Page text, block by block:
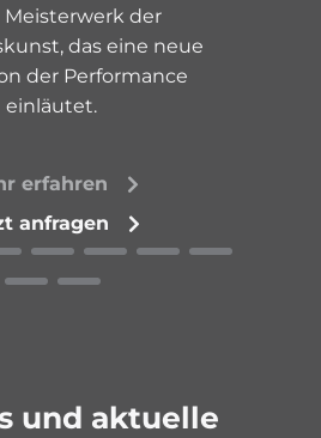
Meisterwerk der
das eine neue
der Performance
einläutet.
erfahren
anfragen
und aktuelle